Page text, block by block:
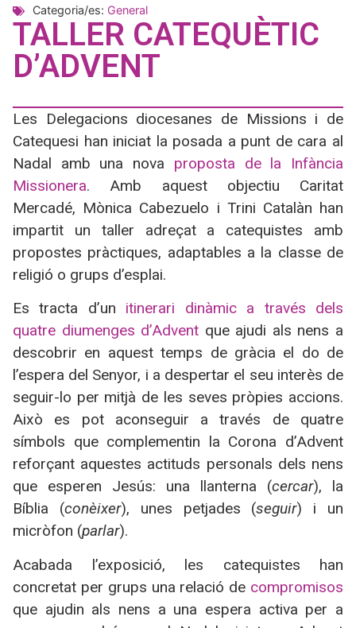
Categoria/es: General
TALLER CATEQUÈTIC
D’ADVENT
Les Delegacions diocesanes de Missions i de
Catequesi han iniciat la posada a punt de cara al
Nadal amb una nova proposta de la Infància
Missionera. Amb aquest objectiu Caritat
Mercadé, Mònica Cabezuelo i Trini Catalàn han
impartit un taller adreçat a catequistes amb
propostes pràctiques, adaptables a la classe de
religió o grups d’esplai.
Es tracta d’un itinerari dinàmic a través dels
quatre diumenges d’Advent que ajudi als nens a
descobrir en aquest temps de gràcia el do de
l’espera del Senyor, i a despertar el seu interès de
seguir-lo per mitjà de les seves pròpies accions.
Això es pot aconseguir a través de quatre
símbols que complementin la Corona d’Advent
reforçant aquestes actituds personals dels nens
que esperen Jesús: una llanterna (cercar), la
Bíblia (conèixer), unes petjades (seguir) i un
micròfon (parlar).
Acabada l’exposició, les catequistes han
concretat per grups una relació de compromisos
que ajudin als nens a una espera activa per a